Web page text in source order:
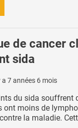
de cancer
sida
a 7 années 6 mois
du sida souffrent
ont moins de
la maladie.